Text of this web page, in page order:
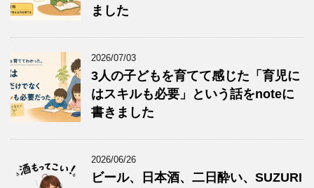
ました
2026/07/03
3人の子どもを育てて感じた「育児に
はスキルも必要」という話をnoteに
書きました
2026/06/26
ビール、日本酒、二日酔い、SUZURI